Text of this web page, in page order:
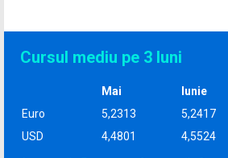
Cursul mediu pe 3 luni
Mai Iunie
Euro
5,2313 5,2417
USD
4,4801 4,5524